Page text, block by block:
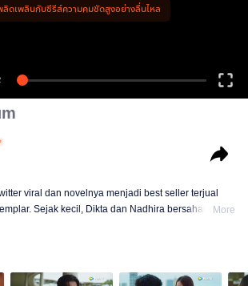
ลิดเพลินกับซีรีส์ความคมชัดสูงอย่างลื่นไหล
viral dan novelnya menjadi best seller terjual
Sejak kecil, Dikta dan Nadhira bersahabat
duanya tetap bersahabat selayaknya kakak-
sudah punya pacar. Nadhira pacaran dengan
More